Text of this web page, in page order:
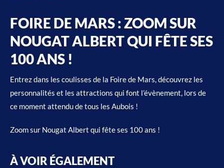
FOIRE DE MARS : ZOOM SUR
NOUGAT ALBERT QUI FÊTE SES
100 ANS !
Entrez dans les coulisses de la Foire de Mars, découvrez les
personnalités et les attractions qui font l’évènement, lors de
ce moment attendu de tous les Aubois !
Zoom sur Nougat Albert qui fête ses 100 ans !
À VOIR ÉGALEMENT